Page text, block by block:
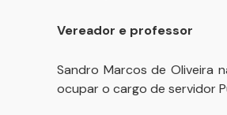
Vereador e professor
Sandro Marcos de Oliveira
ocupar o cargo de servidor